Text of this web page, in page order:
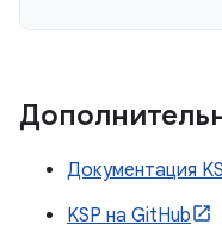
Документация
KSP на GitHub